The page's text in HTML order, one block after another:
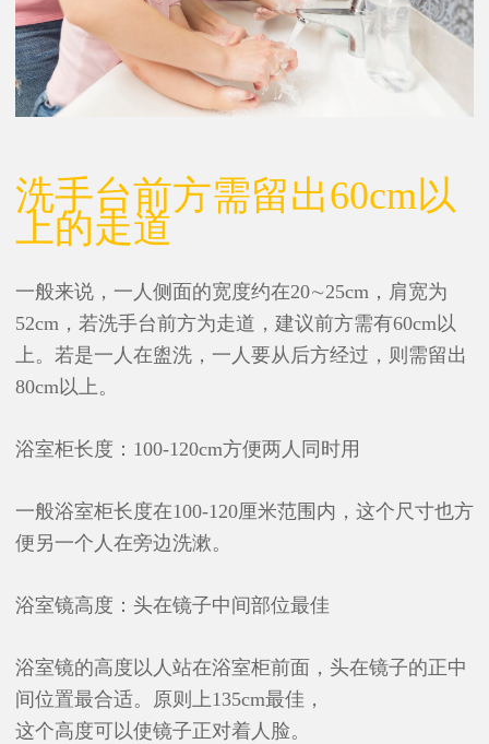
洗手台前方需留出60cm以
上的走道
一般来说，一人侧面的宽度约在20∼25cm，肩宽为
52cm，若洗手台前方为走道，建议前方需有60cm以
上。若是一人在盥洗，一人要从后方经过，则需留出
80cm以上。
浴室柜长度：100-120cm方便两人同时用
一般浴室柜长度在100-120厘米范围内，这个尺寸也方
便另一个人在旁边洗漱。
浴室镜高度：头在镜子中间部位最佳
浴室镜的高度以人站在浴室柜前面，头在镜子的正中
间位置最合适。原则上135cm最佳，
这个高度可以使镜子正对着人脸。